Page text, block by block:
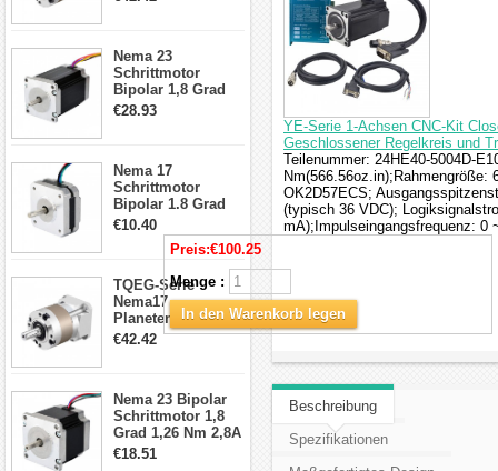
Nema 23
Schrittmotor
Bipolar 1,8 Grad
2,83Nm 4 A 2,26V
€28.93
Nema 17
Schrittmotor
Bipolar 1.8 Grad
8.7Ncm 1A 3.5V 4
Draden Hybrid-
Schrittmotor
€10.40
TQEG-Serie
Nema17
Planetengetriebe
10:1 Spiel 15Arc-
€42.42
Nema 23 Bipolar
Schrittmotor 1,8
Grad 1,26 Nm 2,8A
2,5V 4 Drähte
€18.51
YE-Serie 1-Achsen CNC-Kit
Geschlossener Regelkreis und
Teilenummer: 24HE40-5004D-
OK2D57ECS;
(typisch 36 VDC);
mA);Impulseingangsfrequenz: 0
Preis:€100.25
Menge :
In den Warenkorb legen
Beschreibung
Spezifikationen